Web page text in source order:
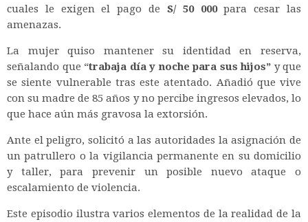
cuales le exigen el pago de S/ 50 000para cesar las
amenazas.
La mujer quiso mantener su identidad en reserva,
señalando que “trabaja día y noche para sus hijos” y que
se siente vulnerable tras este atentado. Añadió que vive
con su madre de 85 años y no percibe ingresos elevados, lo
que hace aún más gravosa la extorsión.
Ante el peligro, solicitó a las autoridades la asignación de
un patrullero o la vigilancia permanente en su domicilio
y taller, para prevenir un posible nuevo ataque o
escalamiento de violencia.
Este episodio ilustra varios elementos de la realidad de la